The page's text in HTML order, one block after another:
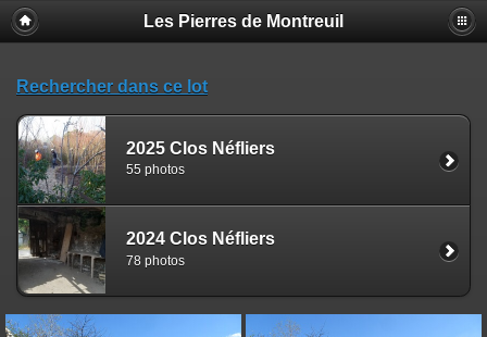
Les Pierres de Montreuil
Rechercher dans ce lot
2025 Clos Néfliers
55 photos
2024 Clos Néfliers
78 photos